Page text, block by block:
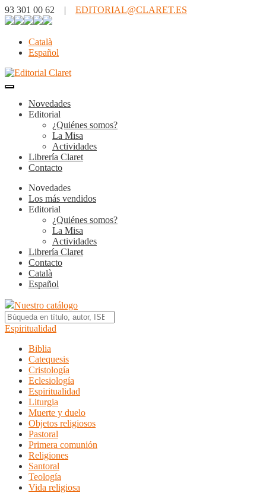
93 301 00 62 | EDITORIAL@CLARET.ES
Català
Español
Novedades
Editorial
¿Quiénes somos?
La Misa
Actividades
Librería Claret
Contacto
Novedades
Los más vendidos
Editorial
¿Quiénes somos?
La Misa
Actividades
Librería Claret
Contacto
Català
Español
Nuestro catálogo
Espiritualidad
Biblia
Catequesis
Cristología
Eclesiología
Espiritualidad
Liturgia
Muerte y duelo
Objetos religiosos
Pastoral
Primera comunión
Religiones
Santoral
Teología
Vida religiosa